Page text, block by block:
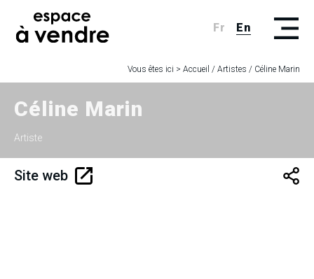
Fr En
Vous êtes ici > Accueil / Artistes / Céline Marin
Céline Marin
Artiste
Site web